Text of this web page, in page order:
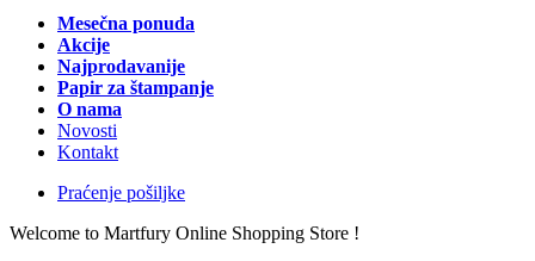
Mesečna ponuda
Akcije
Najprodavanije
Papir za štampanje
O nama
Novosti
Kontakt
Praćenje pošiljke
Welcome to Martfury Online Shopping Store !